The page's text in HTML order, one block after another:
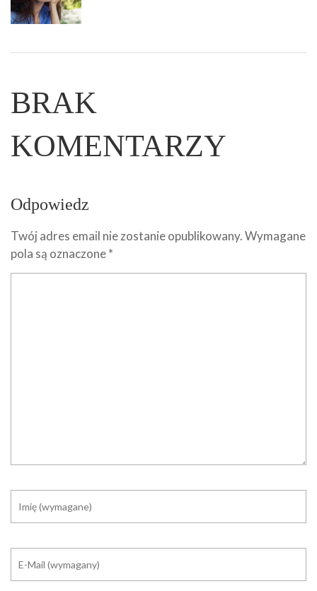
BRAK
KOMENTARZY
Odpowiedz
Twój adres email nie zostanie opublikowany.Wymagane
pola są oznaczone*